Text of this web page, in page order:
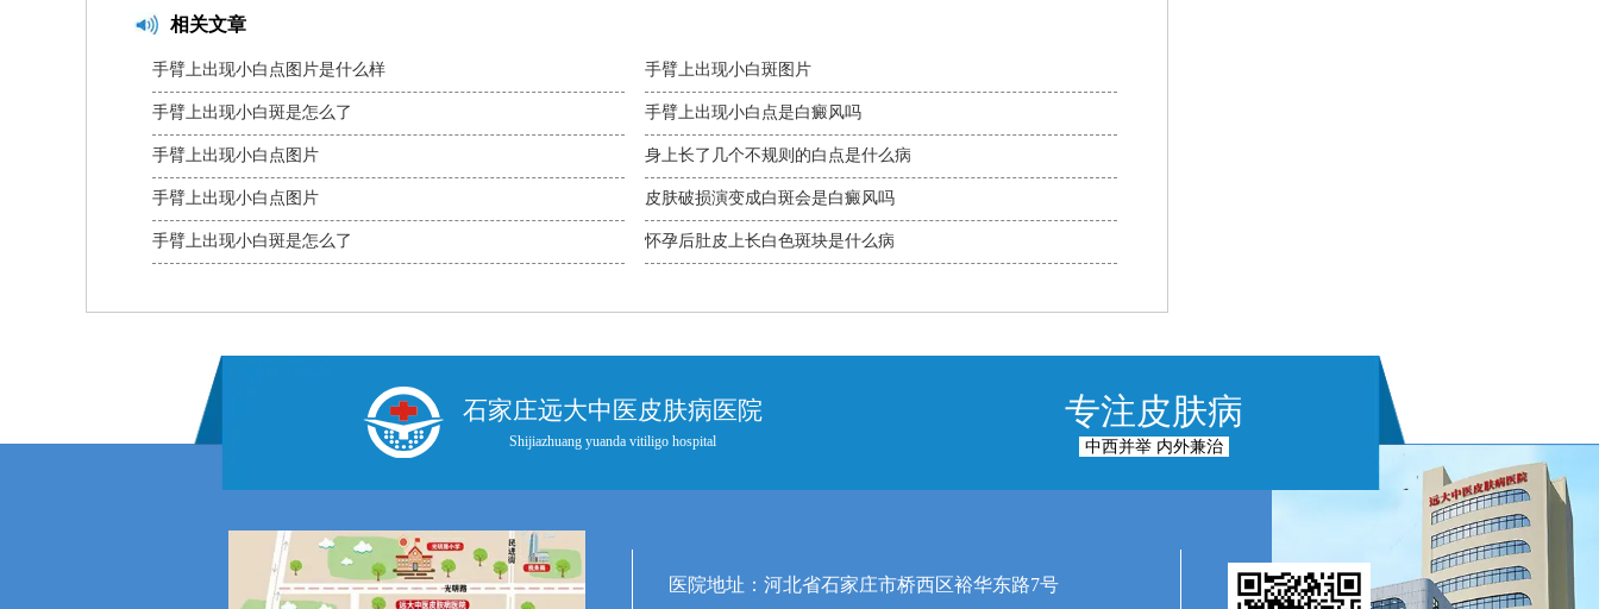
相关文章
手臂上出现小白点图片是什么样
手臂上出现小白斑是怎么了
手臂上出现小白点图片
手臂上出现小白点图片
手臂上出现小白斑是怎么了
手臂上出现小白斑图片
手臂上出现小白点是白癜风吗
身上长了几个不规则的白点是什么病
皮肤破损演变成白斑会是白癜风吗
怀孕后肚皮上长白色斑块是什么病
石家庄远大中医皮肤病医院
Shijiazhuang yuanda vitiligo hospital
专注皮肤病
中西并举 内外兼治
医院地址：河北省石家庄市桥西区裕华东路7号